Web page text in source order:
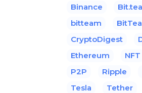
Binance
bitteam
CryptoDigest
Ethereum
NFT
P2P
Ripple
Tesla
Tether